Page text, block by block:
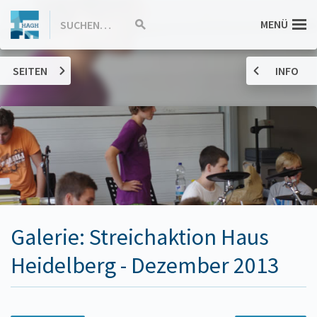
INHALT
Hannah-
Arendt-
Gymnasium
Haßloch
SUCHEN…
Suche
MENÜ
SEITEN
Galerie: Streichaktion Haus
Heidelberg - Dezember 2013
INFO